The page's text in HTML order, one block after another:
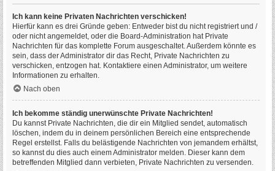
Ich kann keine Privaten Nachrichten verschicken!
Hierfür kann es drei Gründe geben: Entweder bist du nicht registriert und /
oder nicht angemeldet, oder die Board-Administration hat Private
Nachrichten für das komplette Forum ausgeschaltet. Außerdem könnte es
sein, dass der Administrator dir das Recht, Private Nachrichten zu
verschicken, entzogen hat. Kontaktiere einen Administrator, um weitere
Informationen zu erhalten.
Nach oben
Ich bekomme ständig unerwünschte Private Nachrichten!
Du kannst Private Nachrichten, die dir ein Mitglied sendet, automatisch
löschen, indem du in deinem persönlichen Bereich eine entsprechende
Regel erstellst. Falls du belästigende Nachrichten von jemandem erhältst,
so kannst du dies auch einem Administrator melden. Dieser kann dem
betreffenden Mitglied dann verbieten, Private Nachrichten zu versenden.